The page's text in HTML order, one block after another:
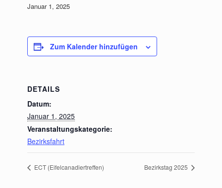
Januar 1, 2025
Zum Kalender hinzufügen
DETAILS
Datum:
Januar 1, 2025
Veranstaltungskategorie:
Bezirksfahrt
ECT (Eifelcanadiertreffen) Bezirkstag 2025